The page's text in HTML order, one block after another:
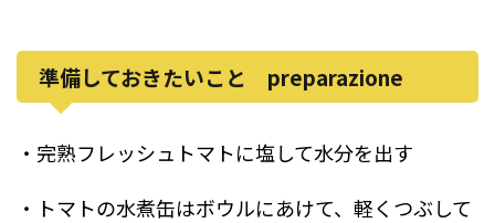
準備しておきたいこと preparazione
・完熟フレッシュトマトに塩して水分を出す
・トマトの水煮缶はボウルにあけて、軽くつぶして